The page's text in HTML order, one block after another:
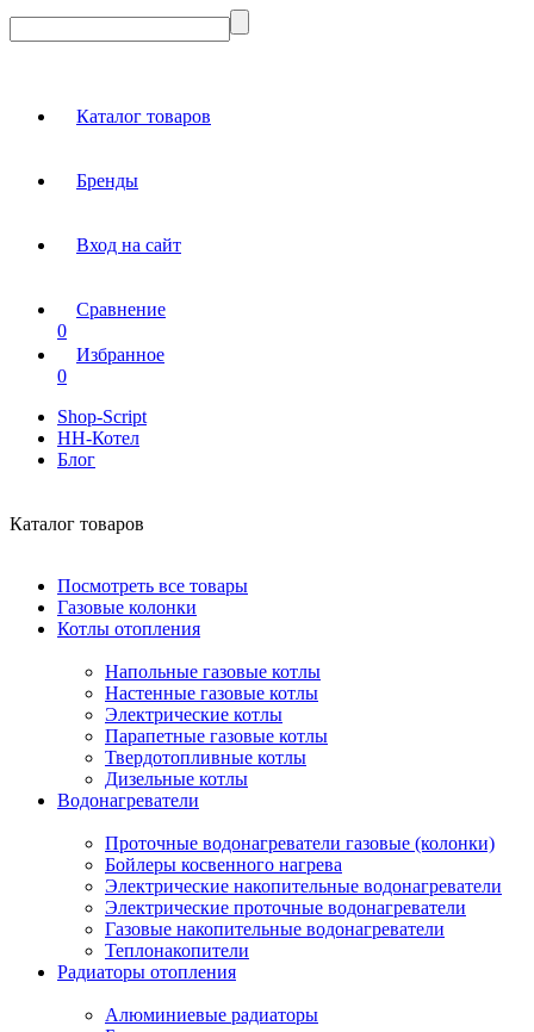
Каталог товаров
Бренды
Вход на сайт
Сравнение
0
Избранное
0
Shop-Script
НН-Котел
Блог
Каталог товаров
Посмотреть все товары
Газовые колонки
Котлы отопления
Напольные газовые котлы
Настенные газовые котлы
Электрические котлы
Парапетные газовые котлы
Твердотопливные котлы
Дизельные котлы
Водонагреватели
Проточные водонагреватели газовые (колонки)
Бойлеры косвенного нагрева
Электрические накопительные водонагреватели
Электрические проточные водонагреватели
Газовые накопительные водонагреватели
Теплонакопители
Радиаторы отопления
Алюминиевые радиаторы